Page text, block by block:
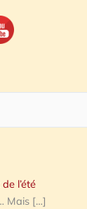
l’été
Mais […]